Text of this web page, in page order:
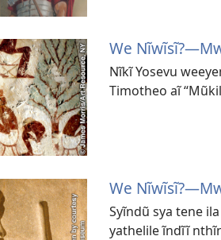
We
Nĩkĩ Yosevu
Timotheo aĩ
We
Syĩndũ sya tene
yathelile ĩndĩĩ